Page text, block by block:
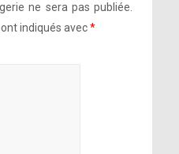
ne sera pas publiée.
indiqués avec*